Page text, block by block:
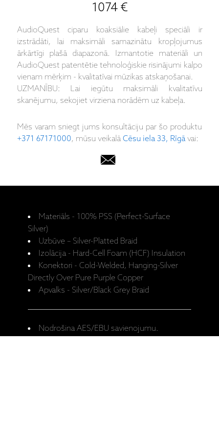
1074 €
AudioQuest ciparu koaksiālie kabeļi speciāli ir
izstrādāti, lai maksimāli samazinātu kropļojumus
ārkārtīgi plašā diapazonā. Izmantotie materiāli un
AudioQuest patentētie tehnoloģiskie risinājumi kalpo
vienam mērķim - kvalitatīvai mūzikas atskaņošanai.
UZMANĪBU: Lai iegūtu maksimāli kvalitatīvu
skanējumu, sekojiet virziena norādēm uz kabeļa.
Mēs varam sniegt jums konsultāciju par šo produktu
+371 67171000, mūsu veikalāCēsu iela 33, Rīgāvai:
Materiāls - 100% PSS (Perfect-Surface
Silver)
Uzbūve – Silver-Platted Braid
Izolācija - Hard-Cell Foam (HCF) Insulation
Konektori - Cold-Welded, Hanging-Silver
Directly Over Pure Purple Copper
Apvalks - Silver/Black Grey Braid
Nodrošina AES/EBU savienojumu.